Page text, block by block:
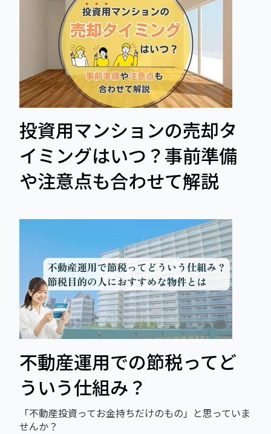
投資用マンションの売却タ
イミングはいつ？事前準備
や注意点も合わせて解説
不動産運用での節税ってど
ういう仕組み？
「不動産投資ってお金持ちだけのもの」と思っていま
せんか？